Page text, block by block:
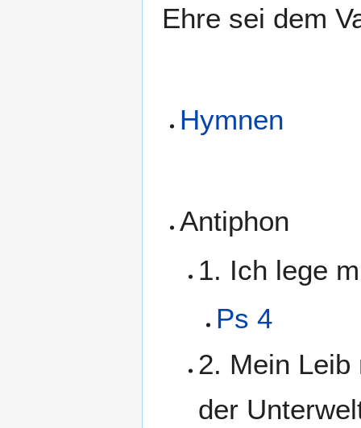
Ehre sei dem
Hymnen
Antiphon
1. Ich lege
Ps 4
2. Mein
der